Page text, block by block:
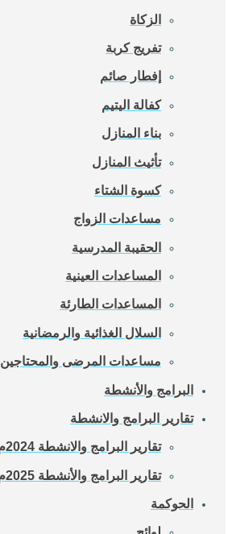
الزكاة
تفريج كربة
إفطار صائم
كفالة اليتيم
بناء المنازل
تأثيث المنازل
كسوة الشتاء
مساعدات الزواج
الحقيبة المدرسية
المساعدات العينية
المساعدات الطارئة
السلال الغذائية والرمضانية
مساعدات المرضى والمحتاجين
البرامج والأنشطة
تقارير البرامج والانشطة
تقارير البرامج والانشطة 2024م
تقارير البرامج والأنشطة 2025م
الحوكمة